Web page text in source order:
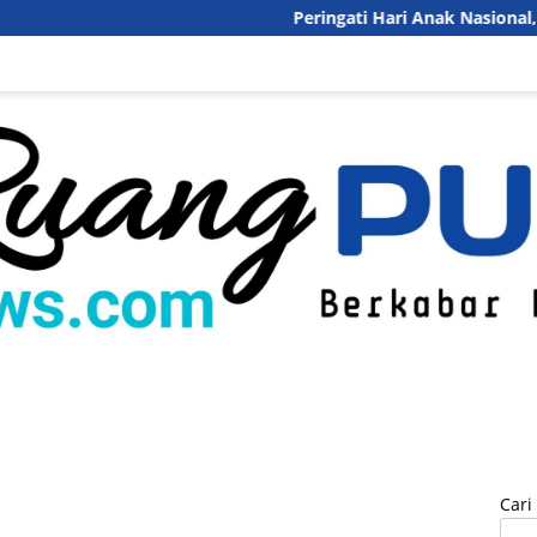
Peringati Hari Anak Nasional,Pemkab
Cari